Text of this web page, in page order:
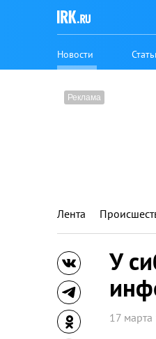
Новости
Лента
У
17